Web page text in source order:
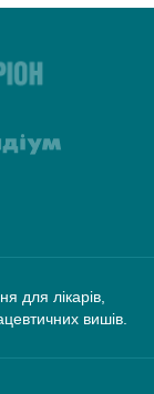
для лікарів,
вишів.